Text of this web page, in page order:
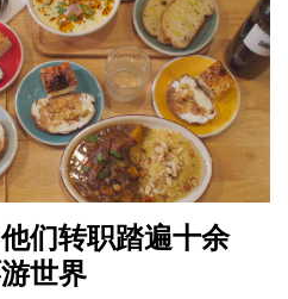
们转职踏遍十余
世界